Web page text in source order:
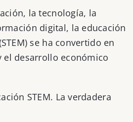
la tecnología, la
digital, la educación
se ha convertido en
desarrollo económico
STEM. La verdadera